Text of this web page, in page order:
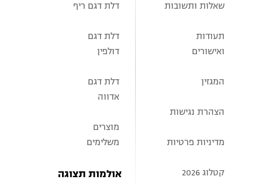
שאלות ותשובות
תעודות
ואישורים
המגזין
הצהרת נגישות
מדיניות פרטיות
קטלוג 2026
דלת דגם ריף
דלת דגם
דולפין
דלת דגם
אדווה
מוצרים
משלימים
אולמות תצוגה